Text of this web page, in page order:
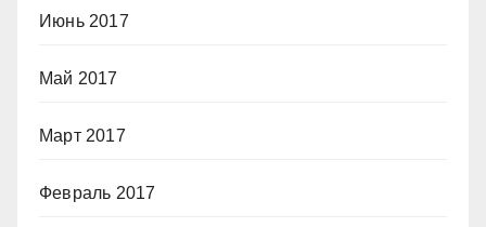
Июнь 2017
Май 2017
Март 2017
Февраль 2017